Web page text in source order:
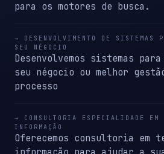
para os motores de busca.
→ DESENVOLVIMENTO DE SISTEMAS
SEU NÉGOCIO
Desenvolvemos sistemas
seu négocio ou melhor
processo
→ CONSULTORIA ESPECIALIDADE EM
INFORMAÇÃO
Oferecemos consultoria em